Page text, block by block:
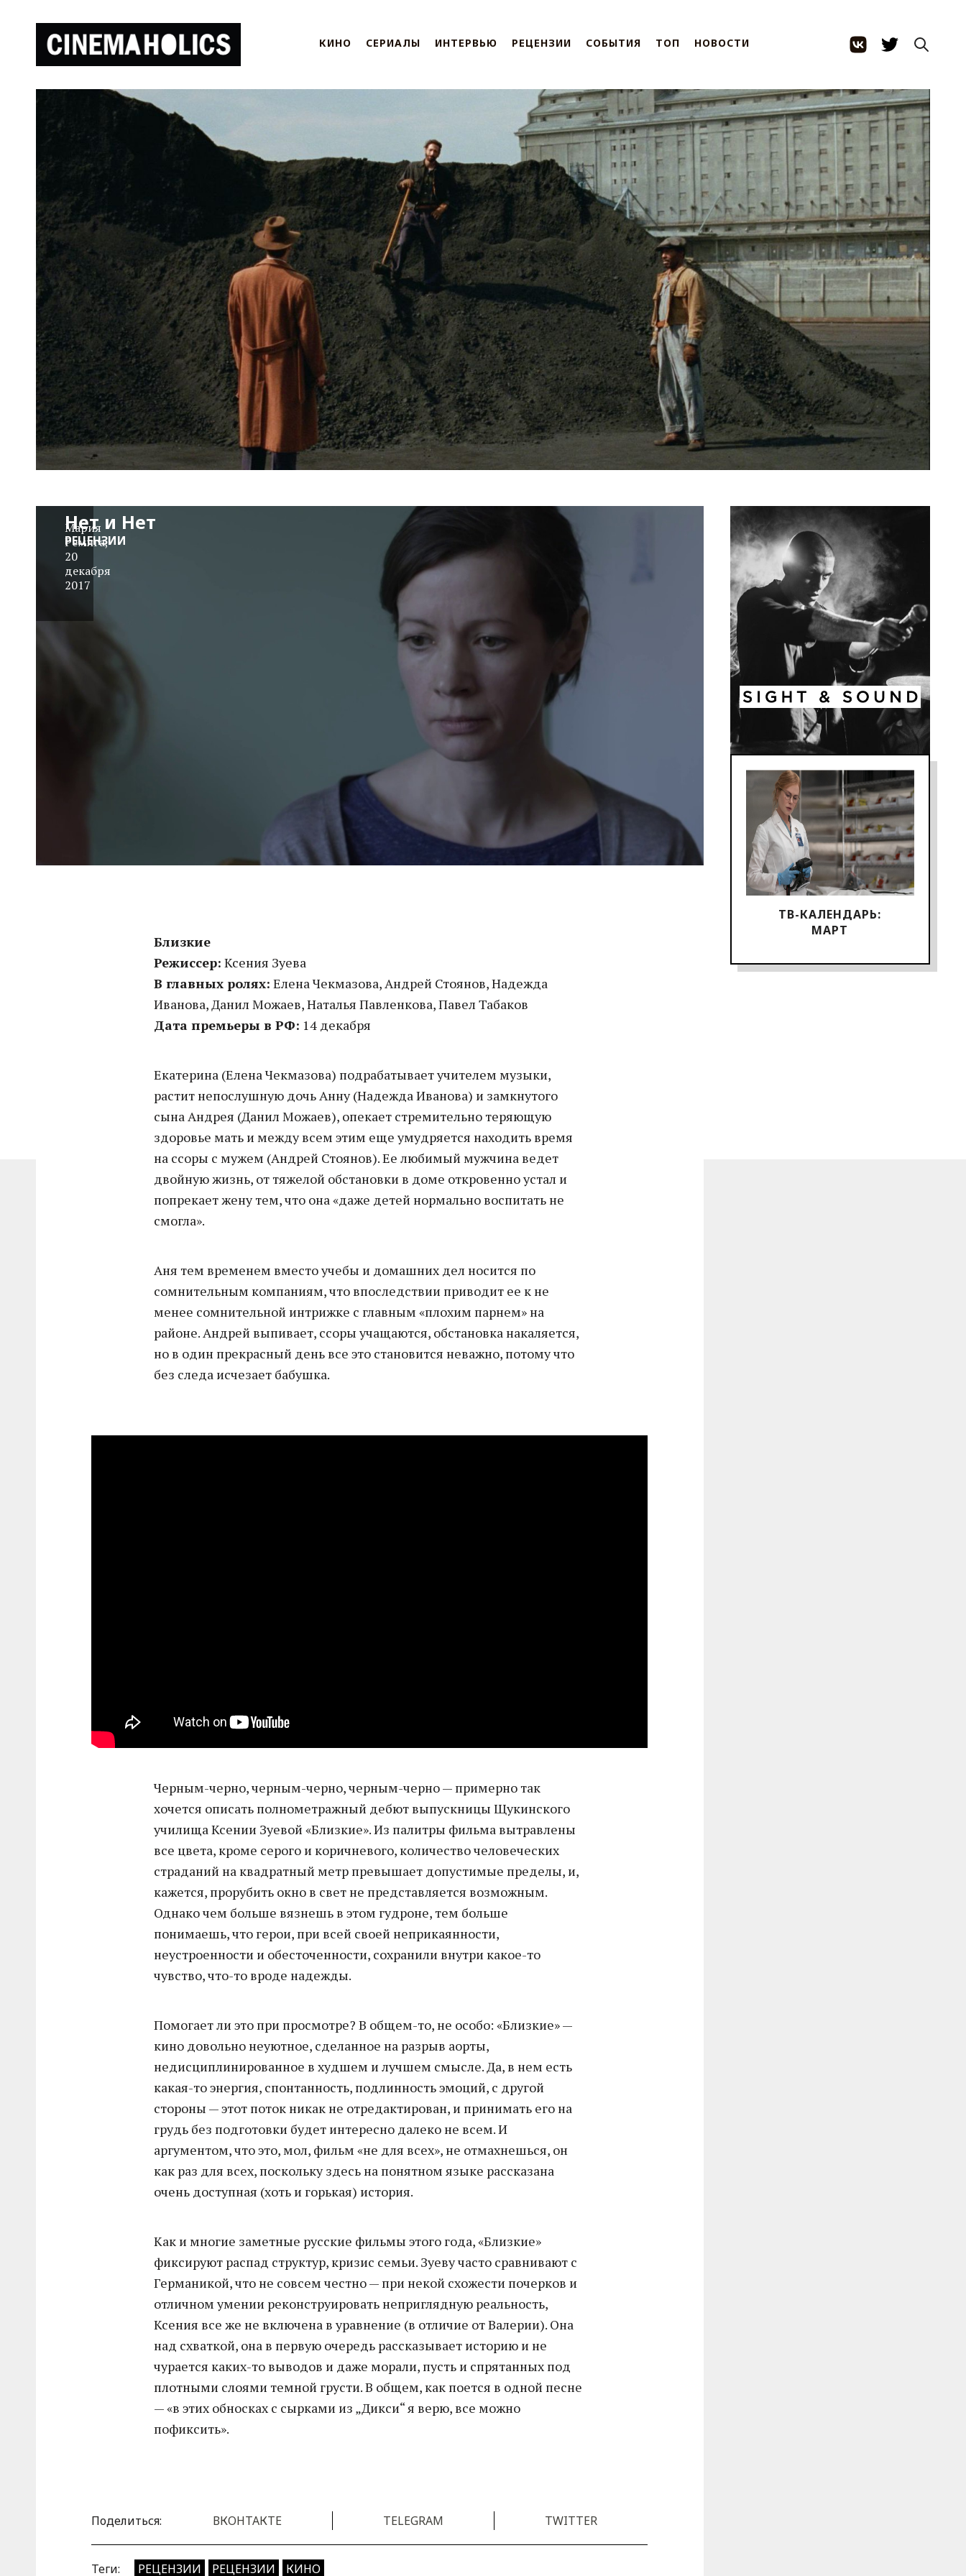
КИНО СЕРИАЛЫ ИНТЕРВЬЮ РЕЦЕНЗИИ СОБЫТИЯ ТОП НОВОСТИ
ТВ-КАЛЕНДАРЬ:
МАРТ
Нет и Нет
Мария
Ремига,
20
декабря
2017
РЕЦЕНЗИИ
Близкие
Режиссер: Ксения Зуева
В главных ролях: Елена Чекмазова, Андрей Стоянов, Надежда
Иванова, Данил Можаев, Наталья Павленкова, Павел Табаков
Дата премьеры в РФ: 14 декабря
Екатерина (Елена Чекмазова) подрабатывает учителем музыки,
растит непослушную дочь Анну (Надежда Иванова) и замкнутого
сына Андрея (Данил Можаев), опекает стремительно теряющую
здоровье мать и между всем этим еще умудряется находить время
на ссоры с мужем (Андрей Стоянов). Ее любимый мужчина ведет
двойную жизнь, от тяжелой обстановки в доме откровенно устал и
попрекает жену тем, что она «даже детей нормально воспитать не
смогла».
Аня тем временем вместо учебы и домашних дел носится по
сомнительным компаниям, что впоследствии приводит ее к не
менее сомнительной интрижке с главным «плохим парнем» на
районе. Андрей выпивает, ссоры учащаются, обстановка накаляется,
но в один прекрасный день все это становится неважно, потому что
без следа исчезает бабушка.
Черным-черно, черным-черно, черным-черно — примерно так
хочется описать полнометражный дебют выпускницы Щукинского
училища Ксении Зуевой «Близкие». Из палитры фильма вытравлены
все цвета, кроме серого и коричневого, количество человеческих
страданий на квадратный метр превышает допустимые пределы, и,
кажется, прорубить окно в свет не представляется возможным.
Однако чем больше вязнешь в этом гудроне, тем больше
понимаешь, что герои, при всей своей неприкаянности,
неустроенности и обесточенности, сохранили внутри какое-то
чувство, что-то вроде надежды.
Помогает ли это при просмотре? В общем-то, не особо: «Близкие» —
кино довольно неуютное, сделанное на разрыв аорты,
недисциплинированное в худшем и лучшем смысле. Да, в нем есть
какая-то энергия, спонтанность, подлинность эмоций, с другой
стороны — этот поток никак не отредактирован, и принимать его на
грудь без подготовки будет интересно далеко не всем. И
аргументом, что это, мол, фильм «не для всех», не отмахнешься, он
как раз для всех, поскольку здесь на понятном языке рассказана
очень доступная (хоть и горькая) история.
Как и многие заметные русские фильмы этого года, «Близкие»
фиксируют распад структур, кризис семьи. Зуеву часто сравнивают с
Германикой, что не совсем честно — при некой схожести почерков и
отличном умении реконструировать неприглядную реальность,
Ксения все же не включена в уравнение (в отличие от Валерии). Она
над схваткой, она в первую очередь рассказывает историю и не
чурается каких-то выводов и даже морали, пусть и спрятанных под
плотными слоями темной грусти. В общем, как поется в одной песне
— «в этих обносках с сырками из „Дикси“ я верю, все можно
пофиксить».
Поделиться: ВКОНТАКТЕ TELEGRAM TWITTER
Теги: РЕЦЕНЗИИ РЕЦЕНЗИИ КИНО